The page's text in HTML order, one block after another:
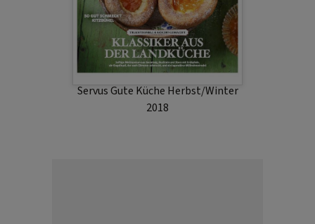
Servus Gute Küche Herbst/Winter
2018